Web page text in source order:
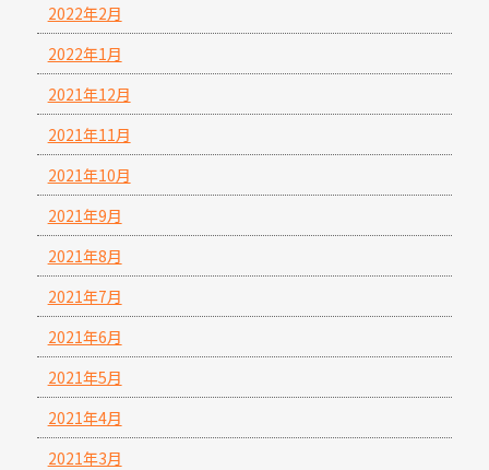
2022年2月
2022年1月
2021年12月
2021年11月
2021年10月
2021年9月
2021年8月
2021年7月
2021年6月
2021年5月
2021年4月
2021年3月